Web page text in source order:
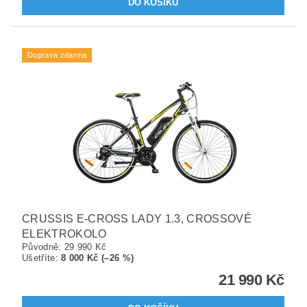
Doprava zdarma
CRUSSIS E-CROSS LADY 1.3, CROSSOVÉ
ELEKTROKOLO
Původně: 29 990 Kč
Ušetříte:8 000 Kč (–26 %)
21 990 Kč